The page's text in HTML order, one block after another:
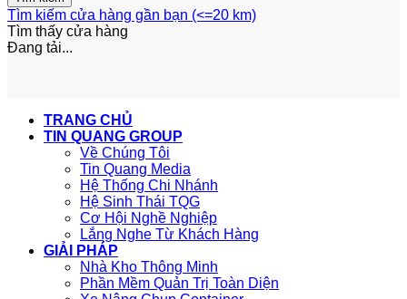
Tìm kiếm cửa hàng gần bạn (<=20 km)
Tìm thấy cửa hàng
Đang tải...
TRANG CHỦ
TIN QUANG GROUP
Về Chúng Tôi
Tin Quang Media
Hệ Thống Chi Nhánh
Hệ Sinh Thái TQG
Cơ Hội Nghề Nghiệp
Lắng Nghe Từ Khách Hàng
GIẢI PHÁP
Nhà Kho Thông Minh
Phần Mềm Quản Trị Toàn Diện